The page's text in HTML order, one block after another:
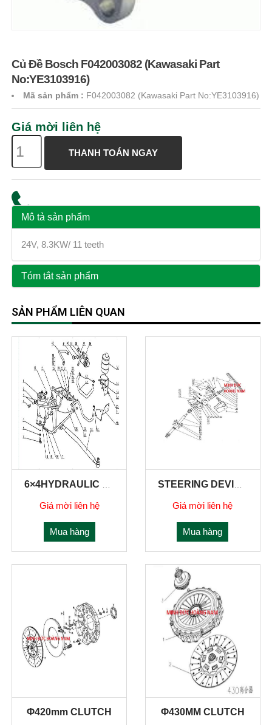
Củ Đề Bosch F042003082 (Kawasaki Part
No:YE3103916)
Mã sản phẩm : F042003082 (Kawasaki Part No:YE3103916)
Giá mời liên hệ
THANH TOÁN NGAY
Mô tả sản phẩm
24V, 8.3KW/ 11 teeth
Tóm tắt sản phẩm
SẢN PHẨM LIÊN QUAN
Giá mời liên hệ
Mua hàng
Giá mời liên hệ
Mua hàng
Φ420mm CLUTCH Φ430MM CLUTCH